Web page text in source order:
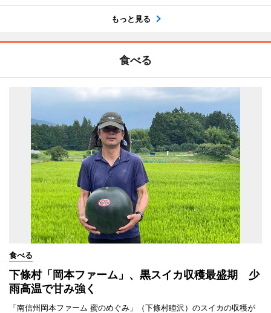
もっと見る
食べる
食べる
下條村「岡本ファーム」、黒スイカ収穫最盛期 少
雨高温で甘み強く
「南信州岡本ファーム 蜜のめぐみ」（下條村睦沢）のスイカの収穫が